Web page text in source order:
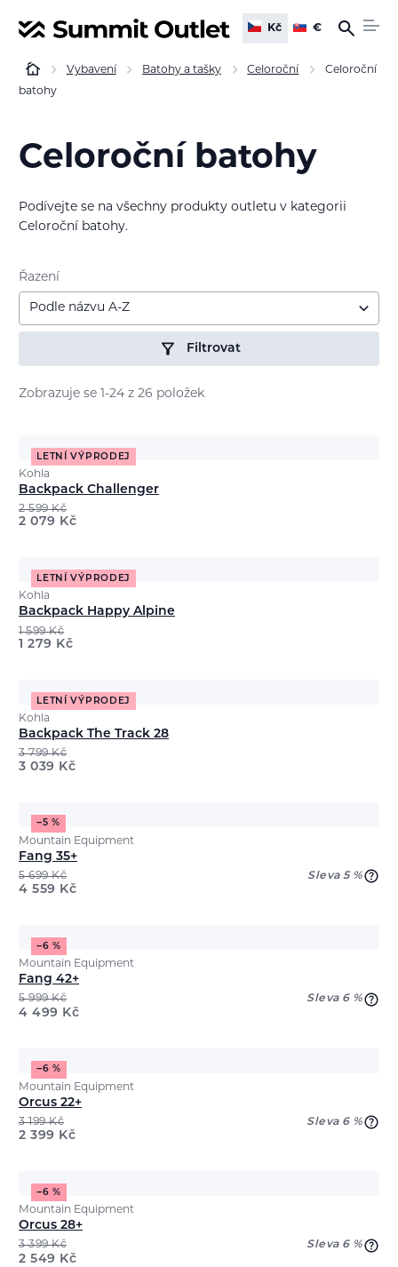
Kč €
Vybavení Batohy a tašky Celoroční
Celoroční
batohy
Celoroční batohy
Podívejte se na všechny produkty outletu v kategorii
Celoroční batohy.
Řazení
Podle názvu A-Z
Filtrovat
Zobrazuje se 1-24 z 26 položek
LETNÍ VÝPRODEJ
Kohla
Backpack Challenger
2 599Kč
2 079 Kč
LETNÍ VÝPRODEJ
Kohla
Backpack Happy Alpine
1 599Kč
1 279 Kč
LETNÍ VÝPRODEJ
Kohla
Backpack The Track 28
3 799Kč
3 039 Kč
−5 %
Mountain Equipment
Fang 35+
5 699Kč Sleva 5 %
4 559 Kč
−6 %
Mountain Equipment
Fang 42+
5 999Kč Sleva 6 %
4 499 Kč
−6 %
Mountain Equipment
Orcus 22+
3 199Kč Sleva 6 %
2 399 Kč
−6 %
Mountain Equipment
Orcus 28+
3 399Kč Sleva 6 %
2 549 Kč